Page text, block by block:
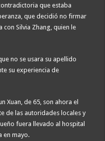
que estaba
que decidió no firmar
Silvia Zhang, quien le
no se usara su apellido
su experiencia de
Xuan, de 65, son ahora el
de las autoridades locales y
fuera llevado al hospital
en mayo.